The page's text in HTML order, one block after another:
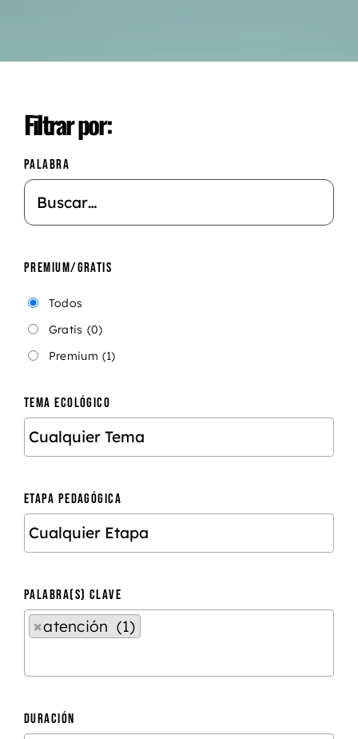
Filtrar por:
PALABRA
PREMIUM/GRATIS
Todos
Gratis (0)
Premium (1)
TEMA ECOLÓGICO
ETAPA PEDAGÓGICA
PALABRA(S) CLAVE
×atención (1)
DURACIÓN